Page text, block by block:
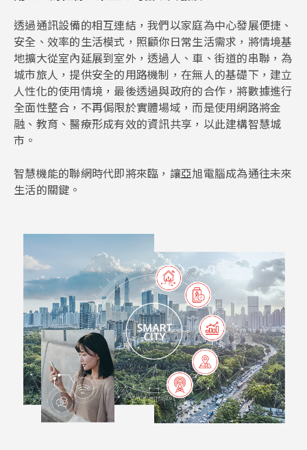
透過通訊設備的相互連結，我們以家庭為中心發展便捷、
安全、效率的生活模式，照顧你日常生活需求，將情境基
地擴大從室內延展到室外，透過人、車、街道的串聯，為
城市旅人，提供安全的用路機制，在無人的基礎下，建立
人性化的使用情境，最後透過與政府的合作，將數據進行
全面性整合，不再侷限於實體場域，而是使用網路將金
融、教育、醫療形成有效的資訊共享，以此建構智慧城
市。
智慧機能的聯網時代即將來臨，讓亞旭電腦成為通往未來
生活的關鍵。